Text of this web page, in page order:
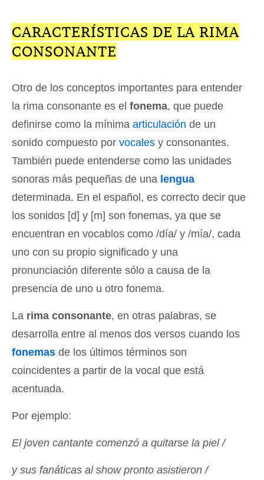
CARACTERÍSTICAS DE LA RIMA
CONSONANTE
Otro de los conceptos importantes para entender
la rima consonante es el fonema, que puede
definirse como la mínima articulación de un
sonido compuesto por vocales y consonantes.
También puede entenderse como las unidades
sonoras más pequeñas de una lengua
determinada. En el español, es correcto decir que
los sonidos [d] y [m] son fonemas, ya que se
encuentran en vocablos como /día/ y /mía/, cada
uno con su propio significado y una
pronunciación diferente sólo a causa de la
presencia de uno u otro fonema.
La rima consonante, en otras palabras, se
desarrolla entre al menos dos versos cuando los
fonemas de los últimos términos son
coincidentes a partir de la vocal que está
acentuada.
Por ejemplo:
El joven cantante comenzó a quitarse la piel /
y sus fanáticas al show pronto asistieron /